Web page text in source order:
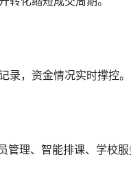
，资金情况实时撑控。
管理、智能排课、学校